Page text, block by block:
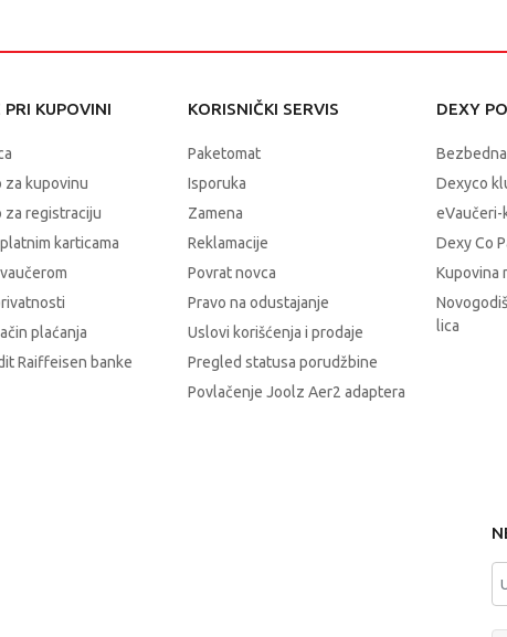
PRI KUPOVINI
za kupovinu
za registraciju
karticama
plaćanja
Raiffeisen banke
KORISNIČKI SERVIS
Paketomat
Isporuka
Zamena
Reklamacije
Povrat novca
Pravo na odustajanje
Uslovi korišćenja i prodaje
Pregled statusa porudžbine
Povlačenje Joolz Aer2 adaptera
DEXY
Dexyco
Dexy Co
Kupovina
lica